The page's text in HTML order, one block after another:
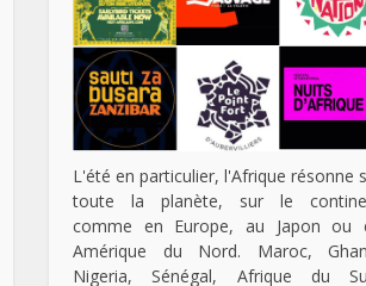
L'été en particulier, l'Afrique résonne
toute la planète, sur le
comme en Europe, au Japon ou
Amérique du Nord. Maroc,
Nigeria, Sénégal, Afrique du